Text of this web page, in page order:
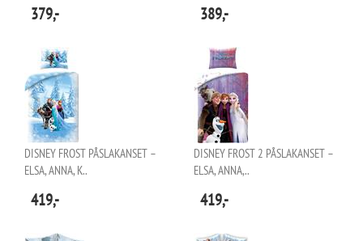
379,- 389,-
DISNEY FROST PÅSLAKANSET –
ELSA, ANNA, K..
419,-
DISNEY FROST 2 PÅSLAKANSET –
ELSA, ANNA,..
419,-